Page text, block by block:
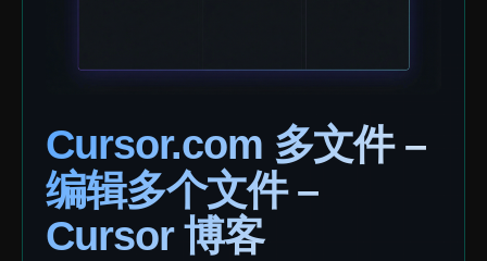
Cursor.com 多文件 –
编辑多个文件 –
Cursor 博客